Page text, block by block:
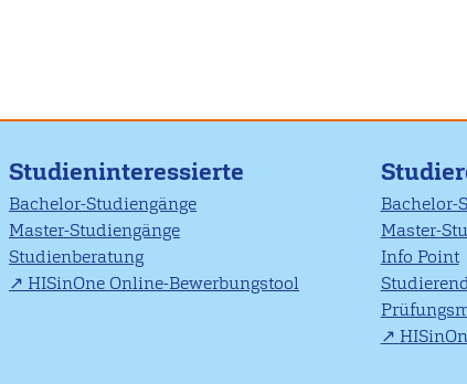
Studieninteressierte
Bachelor-Studiengänge
Master-Studiengänge
Studienberatung
HISinOne Online-Bewerbungstool
Bachelor-
Master-
Info Point